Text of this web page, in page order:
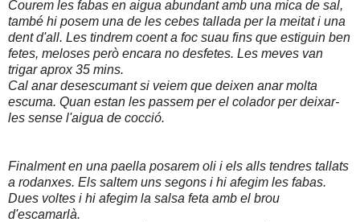
Courem les fabas en aigua abundant amb una mica de sal,
també hi posem una de les cebes tallada per la meitat i una
dent d'all. Les tindrem coent a foc suau fins que estiguin ben
fetes, meloses però encara no desfetes. Les meves van
trigar aprox 35 mins.
Cal anar desescumant si veiem que deixen anar molta
escuma. Quan estan les passem per el colador per deixar-
les sense l'aigua de cocció.
Finalment en una paella posarem oli i els alls tendres tallats
a rodanxes. Els saltem uns segons i hi afegim les fabas.
Dues voltes i hi afegim la salsa feta amb el brou
d'escamarlà.